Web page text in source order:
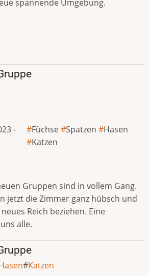
spannende Umgebung.
-
Füchse Spatzen
Hasen
Katzen
Gruppen sind in vollem Gang.
jetzt die Zimmer ganz hübsch und
Reich beziehen. Eine
alle.
Katzen